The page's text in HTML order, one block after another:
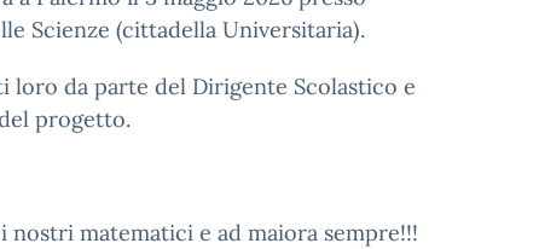
Scienze (cittadella Universitaria).
loro da parte del Dirigente Scolastico e
progetto.
nostri matematici e ad maiora sempre!!!